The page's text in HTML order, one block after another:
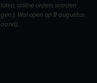
online orders worden
Wel open op 8 augustus